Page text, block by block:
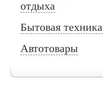
отдыха
Бытовая техника
Автотовары